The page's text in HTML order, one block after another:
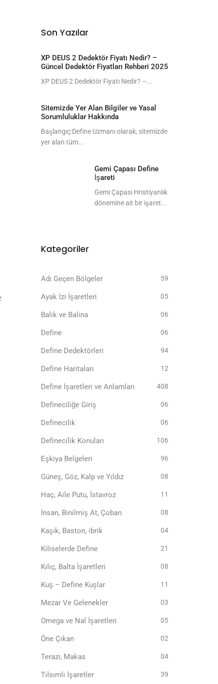
Son Yazılar
XP DEUS 2 Dedektör Fiyatı Nedir? –
Güncel Dedektör Fiyatları Rehberi 2025
XP DEUS 2 Dedektör Fiyatı Nedir? –...
Sitemizde Yer Alan Bilgiler ve Yasal
Sorumluluklar Hakkında
Başlangıç:Define Uzmanı olarak, sitemizde
yer alan tüm...
Gemi Çapası Define
İşareti
Gemi Çapası Hristiyanlık
dönemine ait bir işaret...
Kategoriler
Adı Geçen Bölgeler 59
Ayak İzi İşaretleri 05
Balık ve Balina 06
Define 06
Define Dedektörleri 94
Define Haritaları 12
Define İşaretleri ve Anlamları 408
Defineciliğe Giriş 06
Definecilik 06
Definecilik Konuları 106
Eşkiya Belgeleri 96
Güneş, Göz, Kalp ve Yıldız 08
Haç, Aile Putu, İstavroz 11
İnsan, Binilmiş At, Çoban 08
Kaşık, Baston, ibrik 04
Kiliselerde Define 21
Kılıç, Balta İşaretleri 08
Kuş – Define Kuşlar 11
Mezar Ve Gelenekler 03
Omega ve Nal İşaretleri 05
Öne Çıkan 02
Terazi, Makas 04
Tılsımlı İşaretler 39